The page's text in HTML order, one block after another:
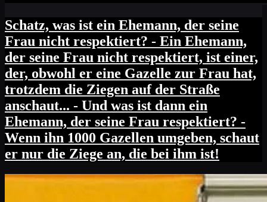
Schatz, was ist ein Ehemann, der seine
Frau nicht respektiert? - Ein Ehemann,
der seine Frau nicht respektiert, ist einer,
der, obwohl er eine Gazelle zur Frau hat,
trotzdem die Ziegen auf der Straße
anschaut... - Und was ist dann ein
Ehemann, der seine Frau respektiert? -
Wenn ihn 1000 Gazellen umgeben, schaut
er nur die Ziege an, die bei ihm ist!